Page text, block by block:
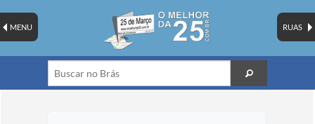
RUAS
MENU